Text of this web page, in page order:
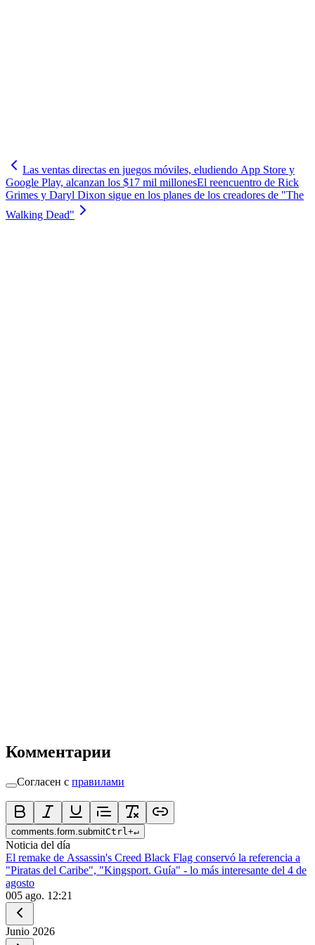
Las ventas directas en juegos móviles, eludiendo App Store y
Google Play, alcanzan los $17 mil millonesEl reencuentro de Rick
Grimes y Daryl Dixon sigue en los planes de los creadores de "The
Walking Dead"
Комментарии
Согласен с правилами
comments.form.submitCtrl +↵
Noticia del día
El remake de Assassin's Creed Black Flag conservó la referencia a
"Piratas del Caribe", "Kingsport. Guía" - lo más interesante del 4 de
agosto
005 ago. 12:21
Junio 2026